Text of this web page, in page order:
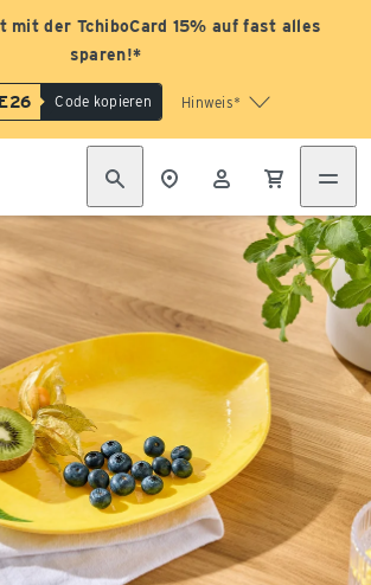
mit der TchiboCard 15% auf fast alles
sparen!*
Code kopieren Hinweis*